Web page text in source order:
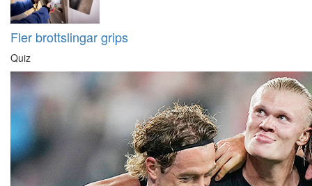
Fler brottslingar grips
Quiz